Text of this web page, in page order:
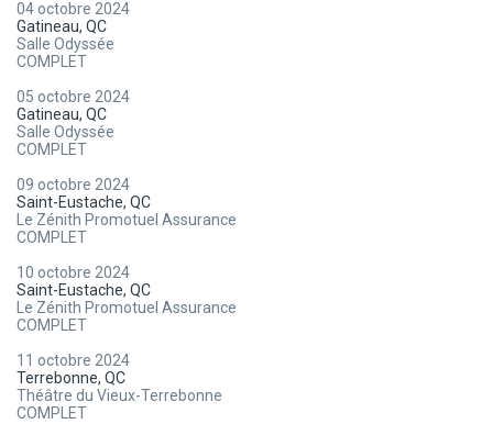
04 octobre 2024
Gatineau, QC
Salle Odyssée
COMPLET
05 octobre 2024
Gatineau, QC
Salle Odyssée
COMPLET
09 octobre 2024
Saint-Eustache, QC
Le Zénith Promotuel Assurance
COMPLET
10 octobre 2024
Saint-Eustache, QC
Le Zénith Promotuel Assurance
COMPLET
11 octobre 2024
Terrebonne, QC
Théâtre du Vieux-Terrebonne
COMPLET